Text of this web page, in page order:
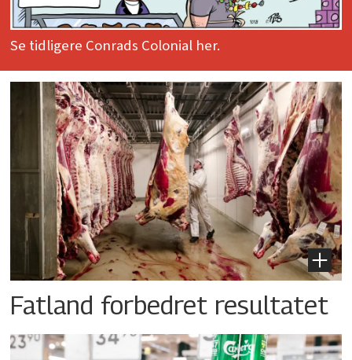
Se tidligere Conrads Colonial her.
Fatland forbedret resultatet